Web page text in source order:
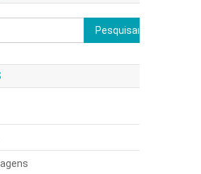
Pesquisar
por: